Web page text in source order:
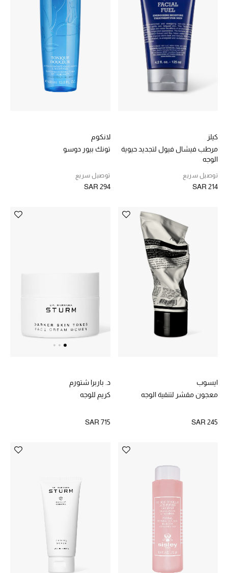
كيلز
مرطب فيشال فيول لتجديد حيوية
الوجه
توصيل سريع
SAR 214
لانكوم
تونك بيور دوسو
توصيل سريع
SAR 294
ايسوب
معجون مقشر لتنقية الوجه
SAR 245
د. باربرا شتورم
كريم للوجه
SAR 715